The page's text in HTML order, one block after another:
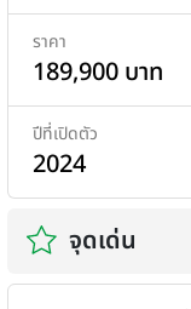
ราคา
189,900 บาท
ปีที่เปิดตัว
2024
จุดเด่น